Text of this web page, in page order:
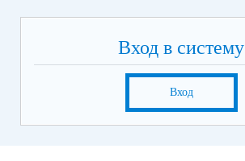
Вход в систему
Вход